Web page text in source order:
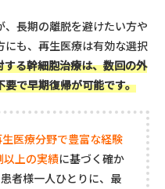
長期の離脱を避けたい方や
も、再生医療は有効な選択
る幹細胞治療は、数回の外
で早期復帰が可能です。
医療分野で豊富な経験
以上の実績に基づく確か
者様一人ひとりに、最